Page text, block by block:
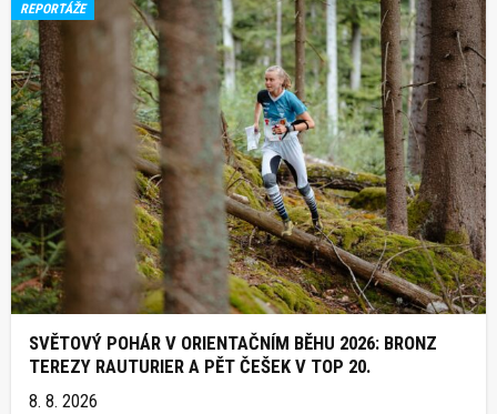
REPORTÁŽE
SVĚTOVÝ POHÁR V ORIENTAČNÍM BĚHU 2026: BRONZ
TEREZY RAUTURIER A PĚT ČEŠEK V TOP 20.
8. 8. 2026